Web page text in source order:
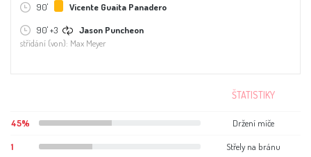
90' Vicente Guaita Panadero
90' +3
Jason Puncheon
střídání (von): Max Meyer
ŠTATISTIKY
45% Držení míče
1 Střely na bránu